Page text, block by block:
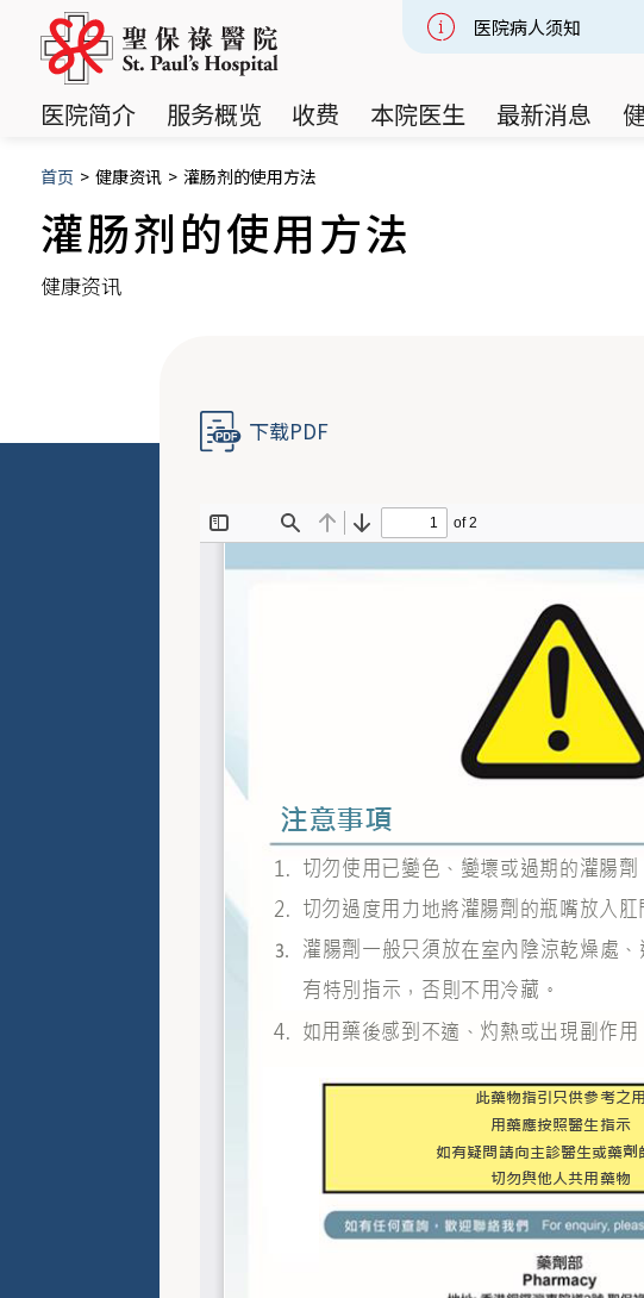
医院病人须知
医院简介 服务概览 收费 本院医生 最新消息
首页 > 健康资讯 > 灌肠剂的使用方法
灌肠剂的使用方法
健康资讯
下载PDF